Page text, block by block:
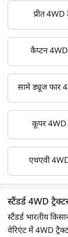
प्रीत 4WD
कैप्टन 4WD
सामे ड्यूज फार
कूपर 4WD
एचएवी 4WD
स्टैंडर्ड 4WD
स्टैंडर्ड भारतीय
वेरिएंट में 4WD